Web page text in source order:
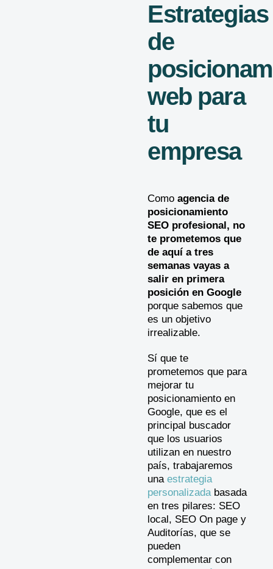
Estrategias
de
web para
tu
empresa
Comoagencia de
posicionamiento
SEO profesional, no
te prometemos que
de aquí a tres
semanas vayas a
salir en primera
posición en Google
porque sabemos que
es un objetivo
irrealizable.
Sí que te
prometemos que para
mejorar tu
posicionamiento en
Google, que es el
principal buscador
que los usuarios
utilizan en nuestro
país, trabajaremos
unaestrategia
personalizada basada
en tres pilares: SEO
local, SEO On page y
Auditorías, que se
pueden
complementar con